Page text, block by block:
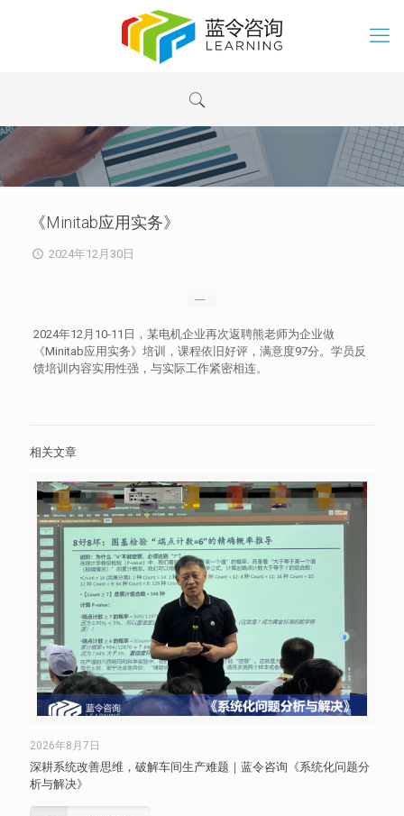
《Minitab应用实务》
2024年12月30日
2024年12月10-11日，某电机企业再次返聘熊老师为企业做
《Minitab应用实务》培训，课程依旧好评，满意度97分。学员反
馈培训内容实用性强，与实际工作紧密相连。
相关文章
2026年8月7日
深耕系统改善思维，破解车间生产难题｜蓝令咨询《系统化问题分
析与解决》